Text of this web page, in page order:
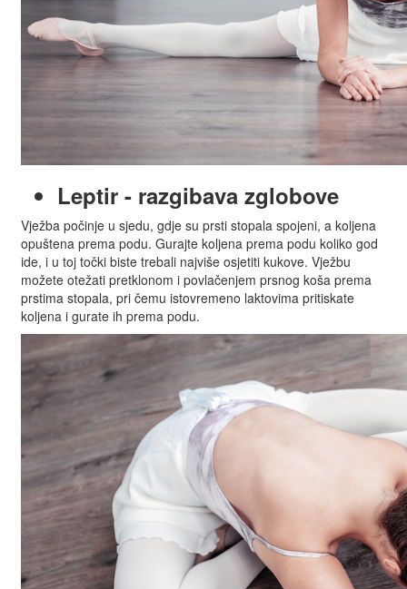
Leptir - razgibava zglobove
Vježba počinje u sjedu, gdje su prsti stopala spojeni, a koljena
opuštena prema podu. Gurajte koljena prema podu koliko god
ide, i u toj točki biste trebali najviše osjetiti kukove. Vježbu
možete otežati pretklonom i povlačenjem prsnog koša prema
prstima stopala, pri čemu istovremeno laktovima pritiskate
koljena i gurate ih prema podu.